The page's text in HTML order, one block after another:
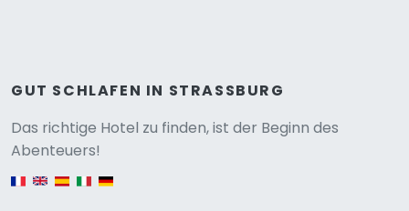
GUT SCHLAFEN IN STRASSBURG
Das richtige Hotel zu finden, ist der Beginn des
Abenteuers!